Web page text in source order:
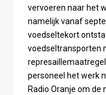
vervoeren naar het
namelijk vanaf
voedseltekort
voedseltransporten
personeel het werk
Radio Oranje om de